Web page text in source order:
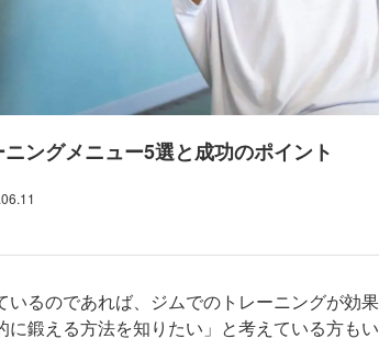
ングメニュー5選と成功のポイント
るのであれば、ジムでのトレーニングが効
鍛える方法を知りたい」と考えている方も